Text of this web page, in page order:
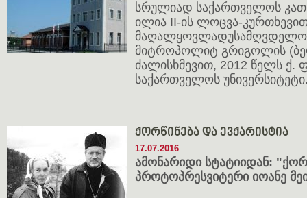
სრულიად საქართველოს
ილია II-ის ლოცვა-
მიტროპოლიტ გრიგოლის
ძალისხმევით, 2012 წელს
საქართველოს
ქორწინება და ევქარისტია
17.07.2016
ამონარიდი სტატიიდან:
პროტოპრესვიტერი იოანე